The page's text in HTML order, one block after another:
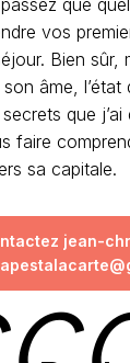
que
vos
Bien sûr,
âme, l’état
que
faire
sa capitale.
jean-